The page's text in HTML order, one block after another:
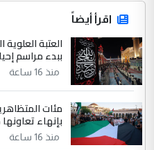
اقرأ أيضاً
العتبة
ببدء مراسم
منذ 16 ساعة
مئات
بإنهاء
منذ 16 ساعة